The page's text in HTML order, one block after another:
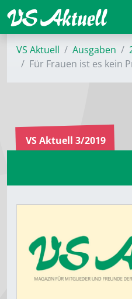
VS Aktuell Ausgaben
Für Frauen ist es kein
VS Aktuell 3/2019